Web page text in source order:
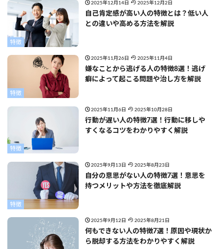
特徴
2025年12月14日 2025年12月2日
自己肯定感が高い人の特徴とは？低い人
との違いや高める方法を解説
特徴
2025年11月26日 2025年11月4日
嫌なことから逃げる人の特徴8選！逃げ
癖によって起こる問題や治し方を解説
特徴
2025年11月6日 2025年10月28日
行動が遅い人の特徴7選！行動に移しや
すくなるコツをわかりやすく解説
特徴
2025年9月13日 2025年8月23日
自分の意思がない人の特徴7選！意思を
持つメリットや方法を徹底解説
2025年9月12日 2025年8月21日
何もできない人の特徴7選！原因や現状か
ら脱却する方法をわかりやすく解説